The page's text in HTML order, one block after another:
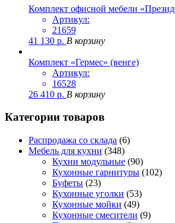
Комплект офисной мебели
Артикул:
21659
41 130 р. В корзину
Комплект «Гермес» (венге)
Артикул:
16528
26 410 р. В корзину
Категории товаров
Распродажа со склада (6)
Мебель для кухни (348)
Кухни модульные (90)
Кухонные гарнитуры (102)
Буфеты (23)
Кухонные уголки (53)
Кухонные мойки (49)
Кухонные смесители (9)